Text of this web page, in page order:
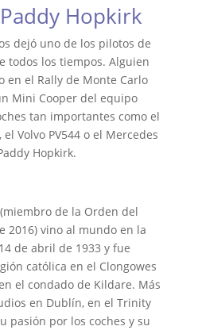
Hopkirk
dejó uno de los pilotos de
todos los tiempos. Alguien
el Rally de Monte Carlo
Mini Cooper del equipo
tan importantes como el
el Volvo PV544 o el Mercedes
Hopkirk.
de la Orden del
2016) vino al mundo en la
de abril de 1933 y fue
católica en el Clongowes
el condado de Kildare. Más
en Dublín, en el Trinity
pasión por los coches y su